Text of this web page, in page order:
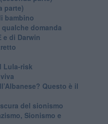
parte)
bambino
domanda
e di Darwin
Lula-risk
Questo è il
del sionismo
Sionismo e